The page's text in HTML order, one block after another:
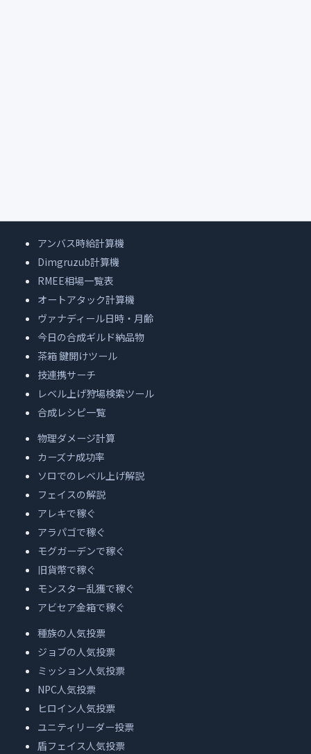
アンバス時給計算機
Dimgruzub計算機
RMEE相場一覧表
オートアタック計算機
ヴァナディール日時・月齢
今日の合成ギルド納品物
茶箱 鍵開けツール
技連携サーチ
レベル上げ狩場検索ツール
合成レシピ一覧
物理ダメージ計算
カーズナ成功率
ソロでのレベル上げ解説
フェイスの解説
アレキで稼ぐ
アラパゴで稼ぐ
モグガーデンで稼ぐ
旧貨幣で稼ぐ
モンスター乱獲で稼ぐ
アビセア金箱で稼ぐ
種族の人気投票
ジョブの人気投票
ミッション人気投票
NPC人気投票
ヒロイン人気投票
ユニティリーダー投票
盾フェイス人気投票